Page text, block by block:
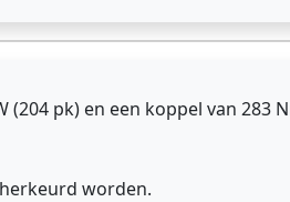
pk) en een koppel van 283
worden.